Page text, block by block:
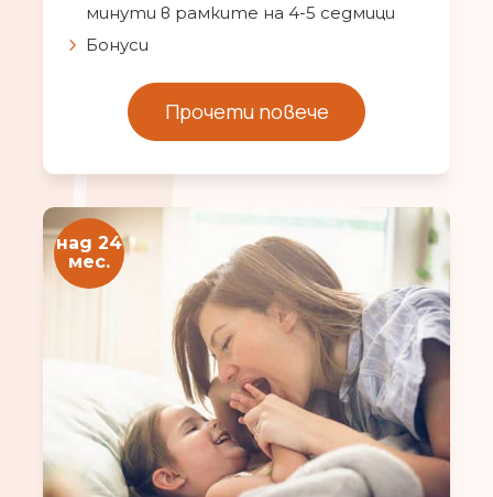
минути в рамките на 4-5 седмици
Бонуси
Прочети повече
над 24
мес.